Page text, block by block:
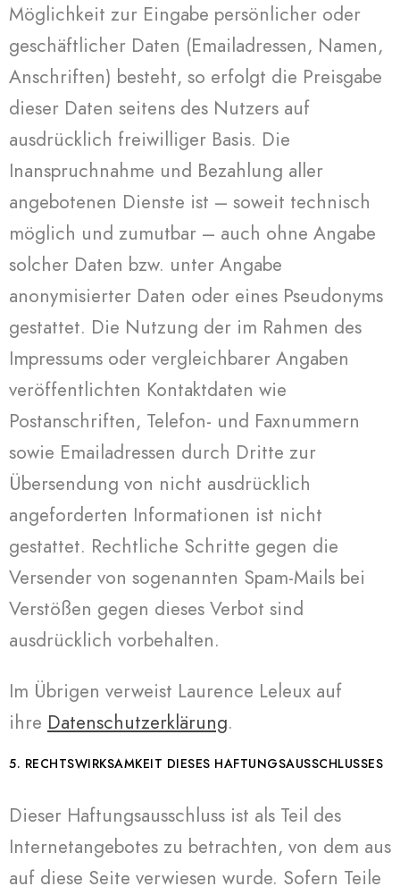
Möglichkeit zur Eingabe persönlicher oder
geschäftlicher Daten (Emailadressen, Namen,
Anschriften) besteht, so erfolgt die Preisgabe
dieser Daten seitens des Nutzers auf
ausdrücklich freiwilliger Basis. Die
Inanspruchnahme und Bezahlung aller
angebotenen Dienste ist – soweit technisch
möglich und zumutbar – auch ohne Angabe
solcher Daten bzw. unter Angabe
anonymisierter Daten oder eines Pseudonyms
gestattet. Die Nutzung der im Rahmen des
Impressums oder vergleichbarer Angaben
veröffentlichten Kontaktdaten wie
Postanschriften, Telefon- und Faxnummern
sowie Emailadressen durch Dritte zur
Übersendung von nicht ausdrücklich
angeforderten Informationen ist nicht
gestattet. Rechtliche Schritte gegen die
Versender von sogenannten Spam-Mails bei
Verstößen gegen dieses Verbot sind
ausdrücklich vorbehalten.
Im Übrigen verweist Laurence Leleux auf
ihre Datenschutzerklärung.
5. RECHTSWIRKSAMKEIT DIESES HAFTUNGSAUSSCHLUSSES
Dieser Haftungsausschluss ist als Teil des
Internetangebotes zu betrachten, von dem aus
auf diese Seite verwiesen wurde. Sofern Teile